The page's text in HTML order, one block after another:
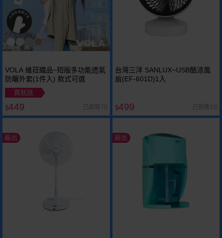
VOLA 維菈織品~短版多功能透氣
防曬外套(1件入) 款式可選
買就送
$449 已銷售70
台灣三洋 SANLUX~USB酷涼風
扇(EF-601D)1入
$499 已銷售19
廠出 廠出